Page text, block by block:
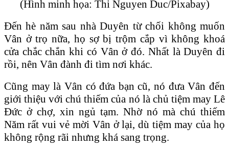
(Hình minh họa: Thi Nguyen Duc/Pixabay)
Đến hè năm sau nhà Duyên từ chối không muốn
Vân ở trọ nữa, họ sợ bị trộm cắp vì không khoá
cửa chắc chắn khi có Vân ở đó. Nhất là Duyên đi
rồi, nên Vân đành đi tìm nơi khác.
Cũng may là Vân có đứa bạn cũ, nó đưa Vân đến
giới thiệu với chú thiếm của nó là chủ tiệm may Lê
Đức ở chợ, xin ngủ tạm. Nhờ nó mà chú thiếm
Năm rất vui vẻ mời Vân ở lại, dù tiệm may của họ
không rộng rãi nhưng khá sang trọng.